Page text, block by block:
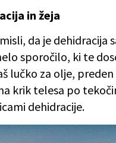
in žeja
da je dehidracija
sporočilo, ki te
lučko za olje,
krik telesa po
dehidracije.